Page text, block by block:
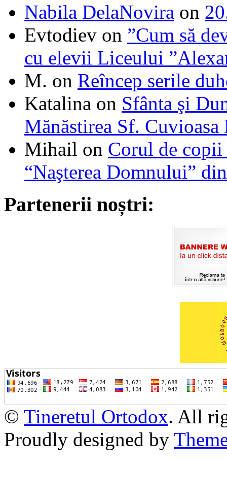
Nabila DelaNovira on
Evtodiev on ”Cum să
cu elevii Liceului
M. on Reîncep serile
Katalina on Sfânta şi
Mănăstirea Sf. Cuvioasa
Mihail on Corul de
“Naşterea Domnului”
Partenerii noștri:
© Tineretul Ortodox. All
Proudly designed by